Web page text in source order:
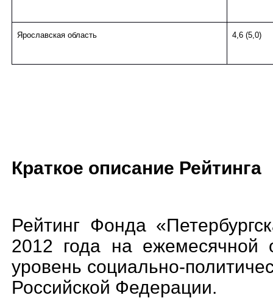
Ярославская область 4,6 (5,0)
Краткое описание Рейтинга
Рейтинг Фонда
2012 года на ежемесячной
уровень социально-полити
Российской Федерации.